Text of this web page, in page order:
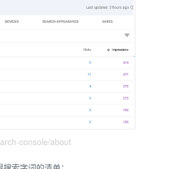
console/about